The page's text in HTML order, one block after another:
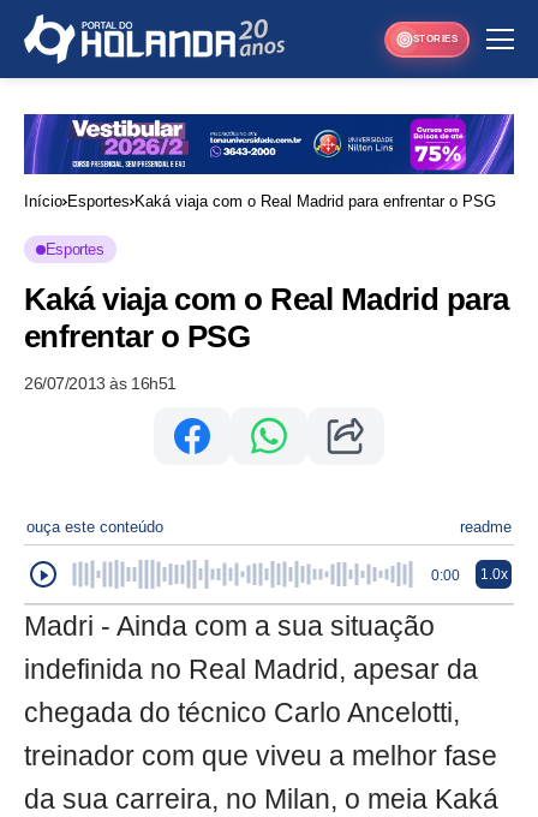
STORIES
Início Esportes Kaká viaja com o Real Madrid para enfrentar o PSG
Esportes
Kaká viaja com o Real Madrid para
enfrentar o PSG
26/07/2013 às 16h51
ouça este conteúdo readme
0:00 1.0x
Madri - Ainda com a sua situação
indefinida no Real Madrid, apesar da
chegada do técnico Carlo Ancelotti,
treinador com que viveu a melhor fase
da sua carreira, no Milan, o meia Kaká